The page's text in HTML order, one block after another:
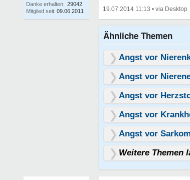
Danke erhalten: 29042
Mitglied seit: 09.06.2011 19.07.2014 11:13 •
Ähnliche Themen
Angst vor
Angst vor
Angst vor
Angst vor
Angst vor
Weitere Themen